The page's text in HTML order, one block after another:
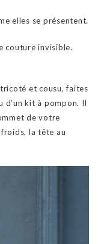
elles se présentent.
couture invisible.
et cousu, faites
d’un kit à pompon. Il
de votre
la tête au